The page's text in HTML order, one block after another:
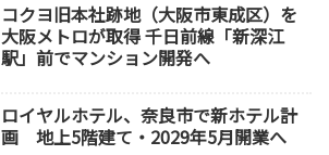
コクヨ旧本社跡地（大阪市東成区）を
大阪メトロが取得 千日前線「新深江
駅」前でマンション開発へ
ロイヤルホテル、奈良市で新ホテル計
画 地上5階建て・2029年5月開業へ